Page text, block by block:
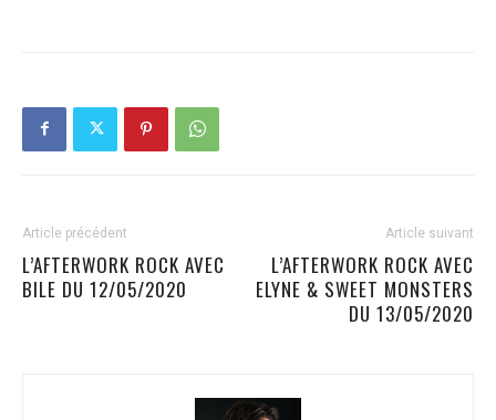
Article précédent
L’AFTERWORK ROCK AVEC
BILE DU 12/05/2020
Article suivant
L’AFTERWORK ROCK AVEC
ELYNE & SWEET MONSTERS
DU 13/05/2020